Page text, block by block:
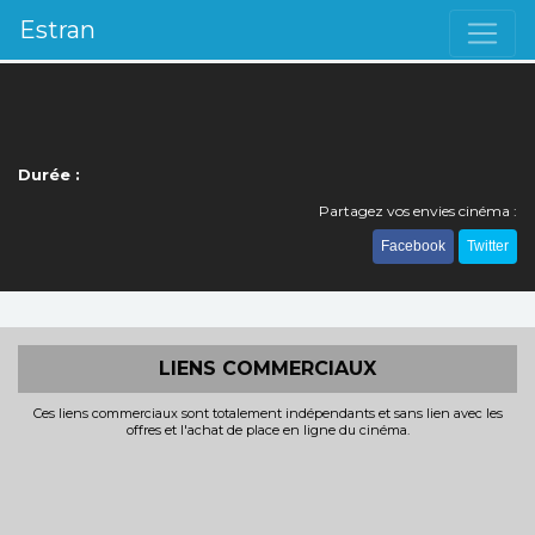
Estran
Durée :
Partagez vos envies cinéma :
Facebook Twitter
LIENS COMMERCIAUX
Ces liens commerciaux sont totalement indépendants et sans lien avec les
offres et l'achat de place en ligne du cinéma.